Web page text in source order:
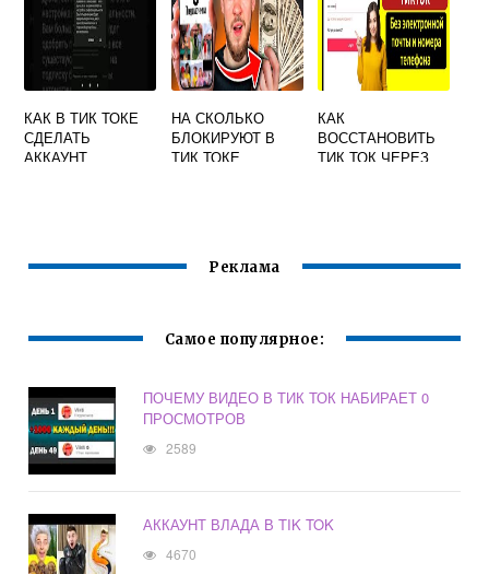
КАК В ТИК ТОКЕ
СДЕЛАТЬ
АККАУНТ
НА СКОЛЬКО
БЛОКИРУЮТ В
ТИК ТОКЕ
КАК
ВОССТАНОВИТЬ
ТИК ТОК ЧЕРЕЗ
Реклама
Самое популярное:
ПОЧЕМУ ВИДЕО В ТИК ТОК НАБИРАЕТ 0
ПРОСМОТРОВ
2589
АККАУНТ ВЛАДА В TIK TOK
4670